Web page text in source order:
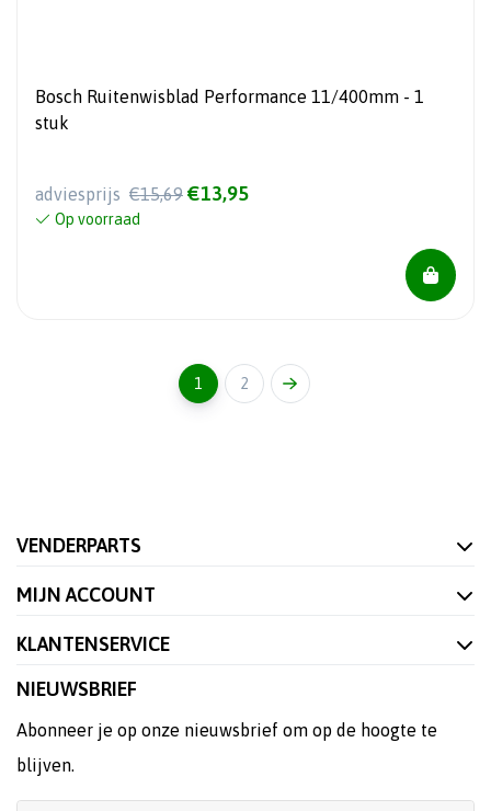
Bosch Ruitenwisblad Performance 11/400mm - 1
stuk
adviesprijs €15,69 €13,95
Op voorraad
1 2
VENDERPARTS
MIJN ACCOUNT
KLANTENSERVICE
NIEUWSBRIEF
Abonneer je op onze nieuwsbrief om op de hoogte te
blijven.